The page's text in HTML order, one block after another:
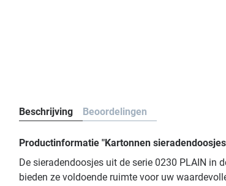
Beschrijving Beoordelingen
Productinformatie "Kartonnen
De sieradendoosjes uit de serie 0230 PLAIN
bieden ze voldoende ruimte voor uw